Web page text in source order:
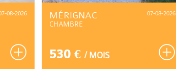
08-2026 07-08-2026
MÉRIGNAC
CHAMBRE
530 €/ MOIS